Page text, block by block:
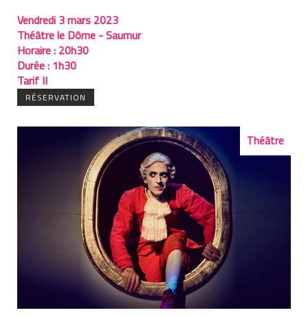
Vendredi 3 mars 2023
Théâtre le Dôme - Saumur
Horaire : 20h30
Durée : 1h30
Tarif II
RÉSERVATION
Théâtre